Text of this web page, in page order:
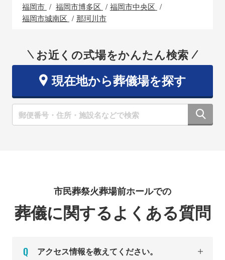
福岡市 福岡市博多区
福岡市中央区
福岡市城南区
那珂川市
お近くの式場をかんたん検索
現在地から葬儀場を探す
市民葬祭火葬場前ホールでの
葬儀に関するよくある質問
アクセス情報を教えてください。